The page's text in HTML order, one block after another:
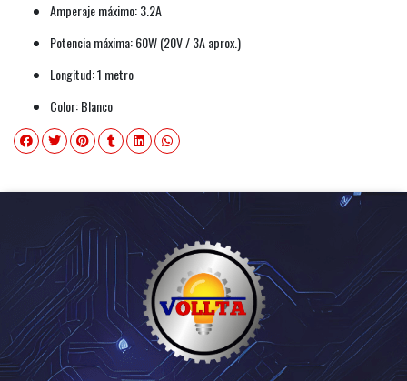
Amperaje máximo: 3.2A
Potencia máxima: 60W (20V / 3A aprox.)
Longitud: 1 metro
Color: Blanco